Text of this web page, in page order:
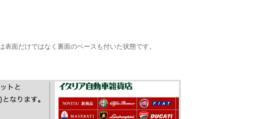
面だけではなく裏面のベースも付いた状態です。